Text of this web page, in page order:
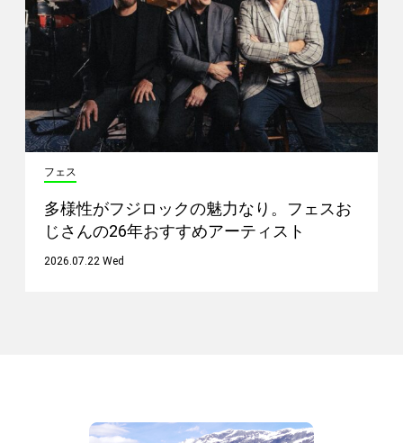
フェス
多様性がフジロックの魅力なり。フェスお
じさんの26年おすすめアーティスト
2026.07.22 Wed